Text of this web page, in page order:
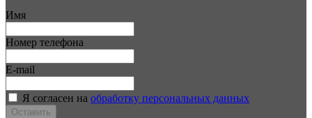
Имя
Номер телефона
E-mail
Я согласен на обработку персональных данных
Оставить